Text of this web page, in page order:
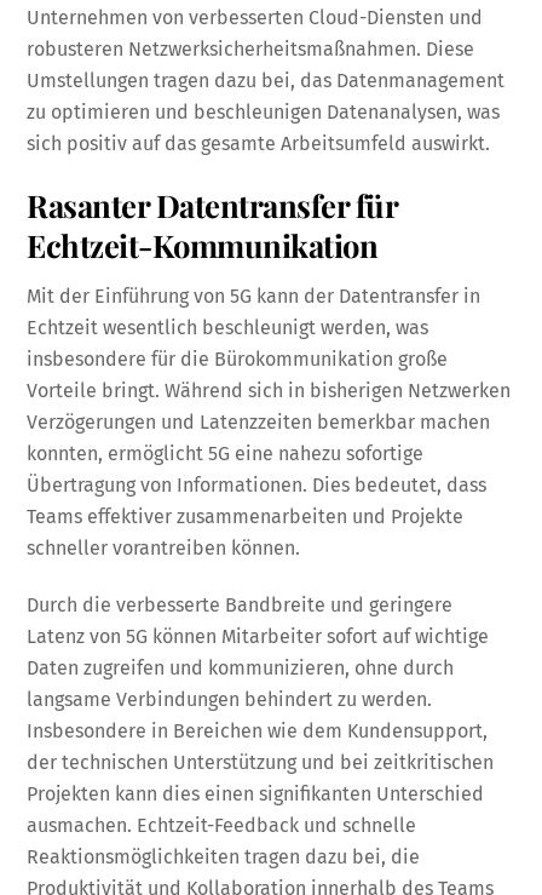
Unternehmen von verbesserten Cloud-Diensten und
robusteren Netzwerksicherheitsmaßnahmen. Diese
Umstellungen tragen dazu bei, das Datenmanagement
zu optimieren und beschleunigen Datenanalysen, was
sich positiv auf das gesamte Arbeitsumfeld auswirkt.
Rasanter Datentransfer für
Echtzeit-Kommunikation
Mit der Einführung von 5G kann der Datentransfer in
Echtzeit wesentlich beschleunigt werden, was
insbesondere für die Bürokommunikation große
Vorteile bringt. Während sich in bisherigen Netzwerken
Verzögerungen und Latenzzeiten bemerkbar machen
konnten, ermöglicht 5G eine nahezu sofortige
Übertragung von Informationen. Dies bedeutet, dass
Teams effektiver zusammenarbeiten und Projekte
schneller vorantreiben können.
Durch die verbesserte Bandbreite und geringere
Latenz von 5G können Mitarbeiter sofort auf wichtige
Daten zugreifen und kommunizieren, ohne durch
langsame Verbindungen behindert zu werden.
Insbesondere in Bereichen wie dem Kundensupport,
der technischen Unterstützung und bei zeitkritischen
Projekten kann dies einen signifikanten Unterschied
ausmachen. Echtzeit-Feedback und schnelle
Reaktionsmöglichkeiten tragen dazu bei, die
Produktivität und Kollaboration innerhalb des Teams